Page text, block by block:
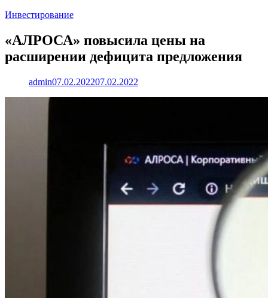
Инвестирование
«АЛРОСА» повысила цены на
расширении дефицита предложения
admin07.02.202207.02.2022